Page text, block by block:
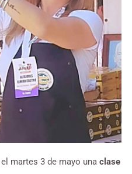
el martes 3 de mayo una clase